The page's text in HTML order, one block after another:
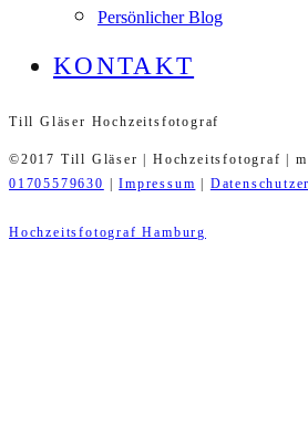
Persönlicher Blog
KONTAKT
Till Gläser Hochzeitsfotograf
©2017 Till Gläser | Hochzeitsfotograf |
01705579630
|Impressum
Hochzeitsfotograf Hamburg